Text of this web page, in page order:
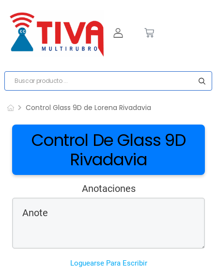
Control Glass 9D de Lorena Rivadavia
Control De Glass 9D
Rivadavia
Anotaciones
Loguearse Para Escribir